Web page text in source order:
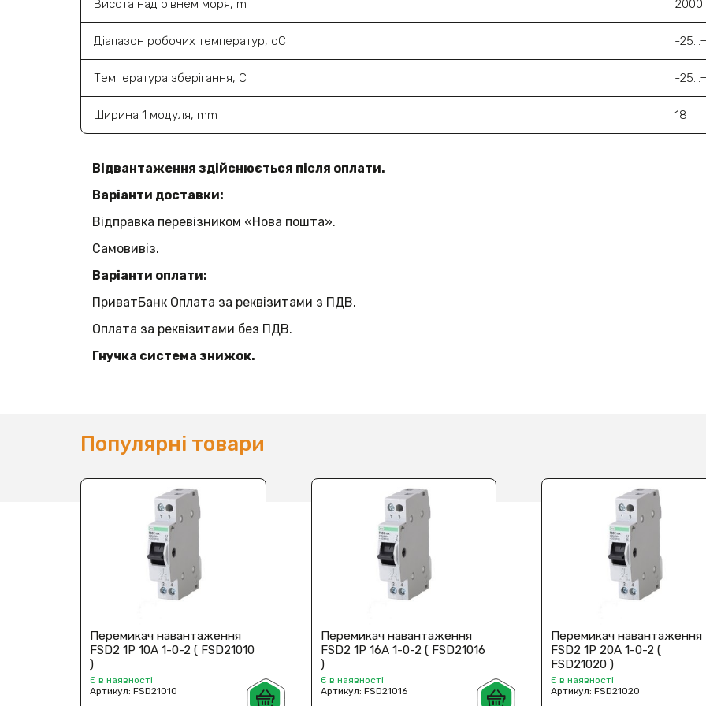
Висота над рівнем моря, m 2000
Діапазон робочих температур, oC -
Температура зберігання, C -
Ширина 1 модуля, mm 18
Відвантаження здійснюється після оплати.
Варіанти доставки:
Відправка перевізником «Нова пошта».
Самовивіз.
Варіанти оплати:
ПриватБанк Оплата за реквізитами з ПДВ.
Оплата за реквізитами без ПДВ.
Гнучка система знижок.
Популярні товари
Перемикач навантаження
FSD2 1P 10A 1-0-2 ( FSD21010
)
Є в наявності
Артикул:FSD21010
Перемикач навантаження
FSD2 1P 16A 1-0-2 ( FSD21016
)
Є в наявності
Артикул: FSD21016
Перемикач навантаження
FSD2 1P 20A 1-0-2 (
FSD21020 )
Є в наявності
Артикул:FSD21020